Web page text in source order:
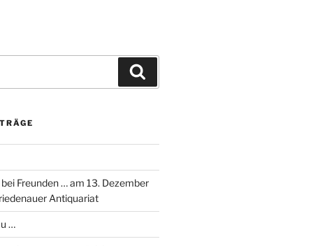
Freunden … am 13. Dezember
Antiquariat
…